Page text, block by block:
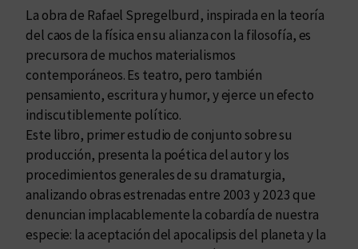
d
e
n
c
i
a
!
c
a
n
t
i
La obra de Rafael Spregelburd, inspirada en la teoría
del caos de la física en su alianza con la filosofía, es
precursora de muchos materialismos
contemporáneos. Es teatro, pero también
pensamiento, escritura y humor, y ejerce un efecto
indiscutiblemente político.
Este libro, primer estudio de conjunto sobre su
producción, presenta la poética del autor y los
procedimientos generales de su dramaturgia,
analizando obras estrenadas entre 2003 y 2023 que
denuncian implacablemente la cobardía de nuestra
especie: la aceptación del apocalipsis del planeta y la